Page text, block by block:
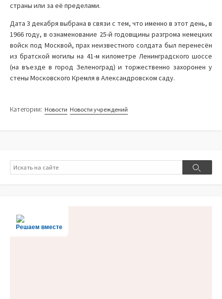
страны или за её пределами.
Дата 3 декабря выбрана в связи с тем, что именно в этот день, в
1966 году, в ознаменование 25-й годовщины разгрома немецких
войск под Москвой, прах неизвестного солдата был перенесён
из братской могилы на 41-м километре Ленинградского шоссе
(на въезде в город Зеленоград) и торжественно захоронен у
стены Московского Кремля в Александровском саду.
Категории: Новости Новости учреждений
Поиск
Поиск
Решаем вместе